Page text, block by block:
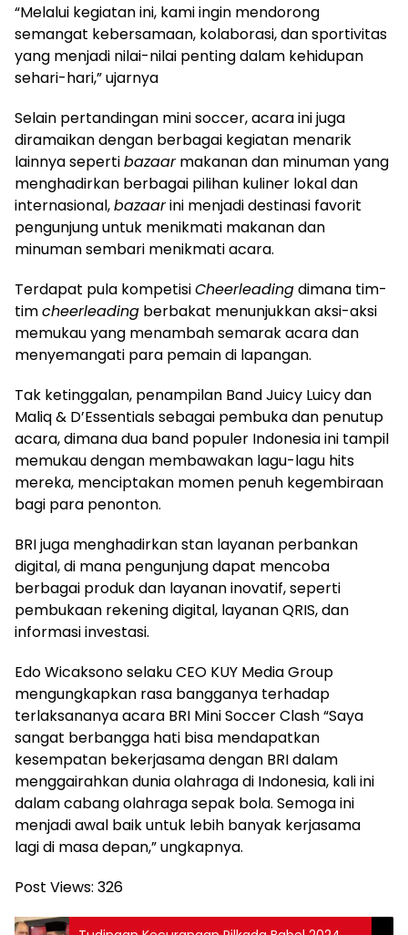
“Melalui kegiatan ini, kami ingin mendorong
semangat kebersamaan, kolaborasi, dan sportivitas
yang menjadi nilai-nilai penting dalam kehidupan
sehari-hari,” ujarnya
Selain pertandingan mini soccer, acara ini juga
diramaikan dengan berbagai kegiatan menarik
lainnya sepertibazaarmakanan dan minuman yang
menghadirkan berbagai pilihan kuliner lokal dan
internasional,bazaarini menjadi destinasi favorit
pengunjung untuk menikmati makanan dan
minuman sembari menikmati acara.
Terdapat pula kompetisiCheerleadingdimana tim-
timcheerleading berbakat menunjukkan aksi-aksi
memukau yang menambah semarak acara dan
menyemangati para pemain di lapangan.
Tak ketinggalan, penampilan Band Juicy Luicy dan
Maliq & D’Essentials sebagai pembuka dan penutup
acara, dimana dua band populer Indonesia ini tampil
memukau dengan membawakan lagu-lagu hits
mereka, menciptakan momen penuh kegembiraan
bagi para penonton.
BRI juga menghadirkan stan layanan perbankan
digital, di mana pengunjung dapat mencoba
berbagai produk dan layanan inovatif, seperti
pembukaan rekening digital, layanan QRIS, dan
informasi investasi.
Edo Wicaksono selaku CEO KUY Media Group
mengungkapkan rasa bangganya terhadap
terlaksananya acara BRI Mini Soccer Clash “Saya
sangat berbangga hati bisa mendapatkan
kesempatan bekerjasama dengan BRI dalam
menggairahkan dunia olahraga di Indonesia, kali ini
dalam cabang olahraga sepak bola. Semoga ini
menjadi awal baik untuk lebih banyak kerjasama
lagi di masa depan,” ungkapnya.
Post Views: 326